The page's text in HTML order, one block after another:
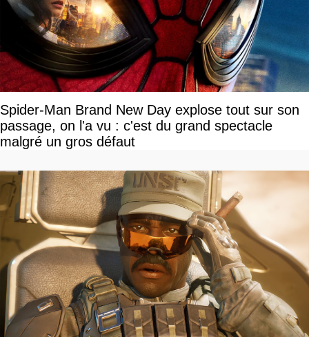
Spider-Man Brand New Day explose tout sur son
passage, on l'a vu : c'est du grand spectacle
malgré un gros défaut